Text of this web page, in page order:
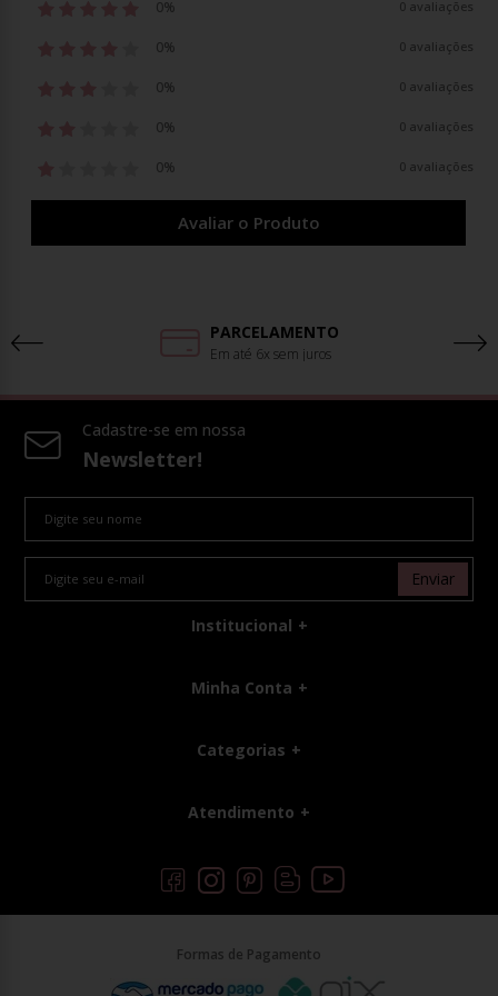
0% 0 avaliações
0% 0 avaliações
0% 0 avaliações
0% 0 avaliações
0% 0 avaliações
Avaliar o Produto
PARCELAMENTO
Em até 6x sem juros
Cadastre-se em nossa
Newsletter!
Enviar
Institucional
Minha Conta
Categorias
Atendimento
Formas de Pagamento